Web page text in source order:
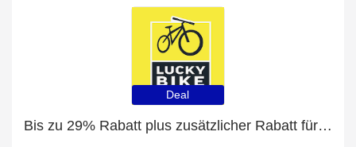
Deal
Bis zu 29% Rabatt plus zusätzlicher Rabatt für Hundetransport